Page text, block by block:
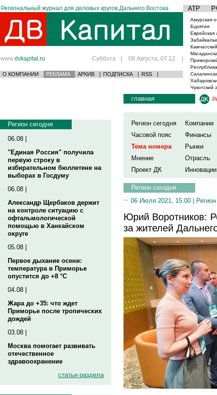
Региональный журнал для деловых кругов Дальнего Востока АТР
www.dvkapital.ru Суббота | 08 Августа, 07:12 |
О КОМПАНИИ РЕКЛАМА АРХИВ | ПОДПИСКА | RSS |
Амурская
Бурятия
Еврейская
Чукотский
Регион сегодня
06.08 |
"Единая Россия" получила
первую строку в
избирательном бюллетене на
выборах в Госдуму
06.08 |
Александр Щербаков держит
на контроле ситуацию с
офтальмологической
помощью в Ханкайском
округе
05.08 |
Первое дыхание осени:
температура в Приморье
опустится до +8 °C
04.08 |
Жара до +35: что ждет
Приморье после тропических
дождей
03.08 |
Москва помогает развивать
отечественное
здравоохранение
статьи раздела
главная
Регион сегодня
Компании
Часовой пояс
Финансы
Тема номера
Рынки
Мнение
Отрасль
Проект ДК
Инновации
Регион сегодня
06 Июля 2021, 15:00 |
Юрий Воротников:
за жителей